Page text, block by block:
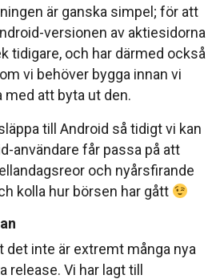
är ganska simpel; för att
versionen av aktiesidorna
tidigare, och har därmed också
vi behöver bygga innan vi
med att byta ut den.
till Android så tidigt vi kan
användare får passa på att
och nyårsfirande
kolla hur börsen har gått
det inte är extremt många nya
Vi har lagt till